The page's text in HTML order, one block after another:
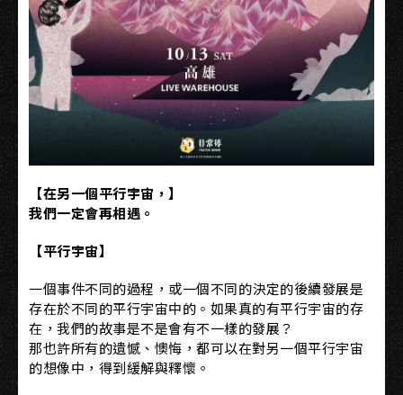
【在另一個平行宇宙，】
我們一定會再相遇。
【平行宇宙】
一個事件不同的過程，或一個不同的決定的後續發展是
存在於不同的平行宇宙中的。如果真的有平行宇宙的存
在，我們的故事是不是會有不一樣的發展？
那也許所有的遺憾、懊悔，都可以在對另一個平行宇宙
的想像中，得到緩解與釋懷。